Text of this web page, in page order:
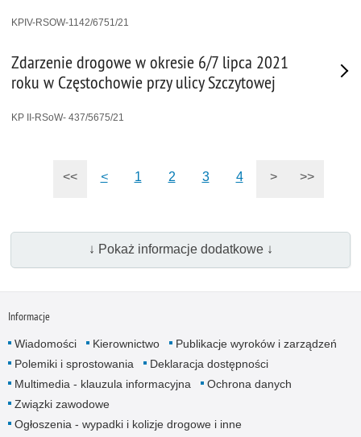
KPIV-RSOW-1142/6751/21
Zdarzenie drogowe w okresie 6/7 lipca 2021
roku w Częstochowie przy ulicy Szczytowej
KP II-RSoW- 437/5675/21
<< < 1 2 3 4 > >>
↓ Pokaż informacje dodatkowe ↓
Informacje
Wiadomości Kierownictwo
Publikacje wyroków i zarządzeń
Polemiki i sprostowania
Deklaracja dostępności
Multimedia - klauzula informacyjna
Ochrona danych
Związki zawodowe
Ogłoszenia - wypadki i kolizje drogowe i inne